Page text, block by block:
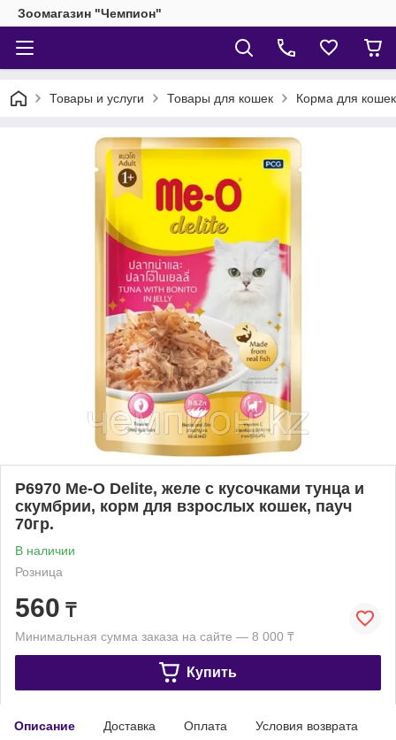
Зоомагазин "Чемпион"
Товары и услуги Товары для кошек Корма для кошек
P6970 Ме-О Delite, желе с кусочками тунца и
скумбрии, корм для взрослых кошек, пауч
70гр.
В наличии
Розница
560 ₸
Минимальная сумма заказа на сайте — 8 000 ₸
Купить
Описание Доставка Оплата Условия возврата